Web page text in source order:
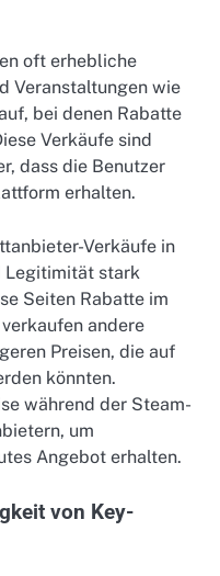
oft erhebliche
Veranstaltungen wie
bei denen Rabatte
Verkäufe sind
dass die Benutzer
erhalten.
Verkäufe in
Legitimität stark
Seiten Rabatte im
andere
Preisen, die auf
könnten.
während der Steam-
um
Angebot erhalten.
von Key-